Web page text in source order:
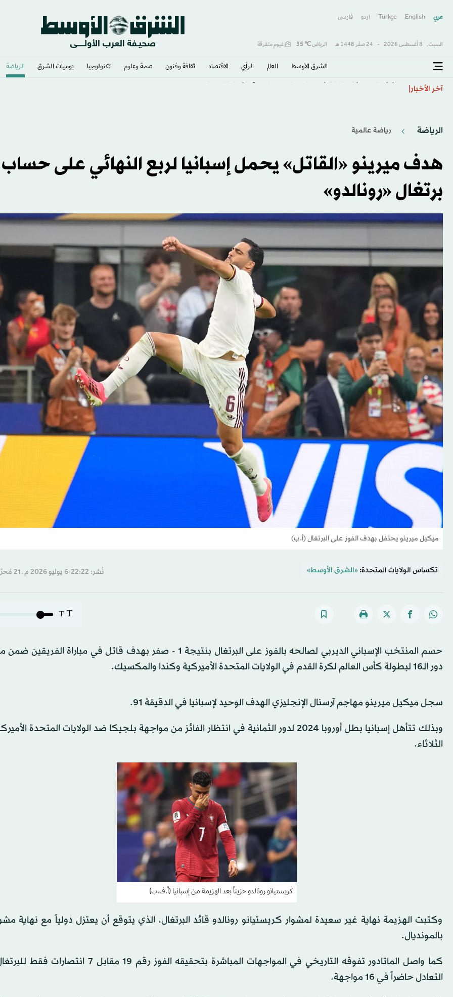
عربي English
Türkçe اردو فارسى
السبت, 8 أغسطس 2026 - 24 صفَر 1448 هـ الرياض℃
35 غيوم متفرقة
الشرق الأوسط​ العالم الرأي الاقتصاد ثقافة وفنون صحة وعلوم تكنولوجيا يوميات الشرق​ الرياضة
آخر الأخبار
الرياضة رياضة عالمية
هدف ميرينو «القاتل» يحمل إسبانيا لربع النهائي على حساب
برتغال «رونالدو»
ميكيل ميرينو يحتفل بهدف الفوز على البرتغال (أ.ب)
تكساس الولايات المتحدة: «الشرق الأوسط» نُشر: 22:22-6 يوليو 2026 م ـ 21 مُحرَّم 1448 هـ
T
T
حسم المنتخب الإسباني الديربي لصالحه بالفوز على البرتغال بنتيجة 1 - صفر بهدف قاتل في مباراة
دور الـ16 لبطولة كأس العالم لكرة القدم في الولايات المتحدة الأميركية وكندا والمكسيك.
سجل ميكيل ميرينو مهاجم آرسنال الإنجليزي الهدف الوحيد لإسبانيا في الدقيقة 91.
وبذلك تتأهل إسبانيا بطل أوروبا 2024 لدور الثمانية في انتظار الفائز من مواجهة بلجيكا ضد الولايات المتحدة
الثلاثاء.
كريستيانو رونالدو حزيناً بعد الهزيمة من إسبانيا (أ.ف.ب)
وكتبت الهزيمة نهاية غير سعيدة لمشوار كريستيانو رونالدو قائد البرتغال، الذي يتوقع أن يعتزل دولياً مع نهاية
بالمونديال.
كما واصل الماتادور تفوقه التاريخي في المواجهات المباشرة بتحقيقه الفوز رقم 19
التعادل حاضراً في 16 مواجهة.